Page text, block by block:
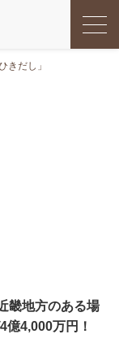
きだし」
畿地方のある場
億4,000万円！